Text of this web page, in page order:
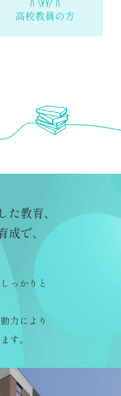
高校教員の方
た教育、
で、
っかりと
力により
す。